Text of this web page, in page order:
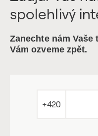
spolehlivý
Zanechte nám
Vám ozveme zpět.
+420